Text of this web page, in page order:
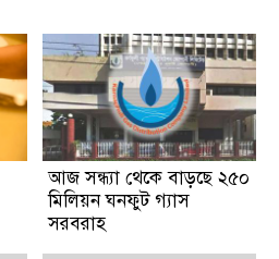
আজ সন্ধ্যা থেকে বাড়ছে ২৫০
মিলিয়ন ঘনফুট গ্যাস
সরবরাহ